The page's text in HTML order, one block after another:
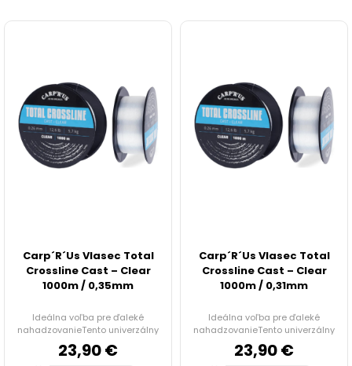
Carp´R´Us Vlasec Total
Crossline Cast – Clear
1000m / 0,35mm
Ideálna voľba pre ďaleké
nahadzovanieTento univerzálny
vlase...
23,90 €
Carp´R´Us Vlasec Total
Crossline Cast – Clear
1000m / 0,31mm
Ideálna voľba pre ďaleké
nahadzovanieTento univerzálny
vlase...
23,90 €
IHLY, VRTÁČIKY, DOŤAHOVAČE UZLOV
KRMÍTKA, OLOVÁ, ZÁŤAŽE
NOŽNICE A KLIEŠTE
Doplnky na feeder a plávanú
HRKÁLKY